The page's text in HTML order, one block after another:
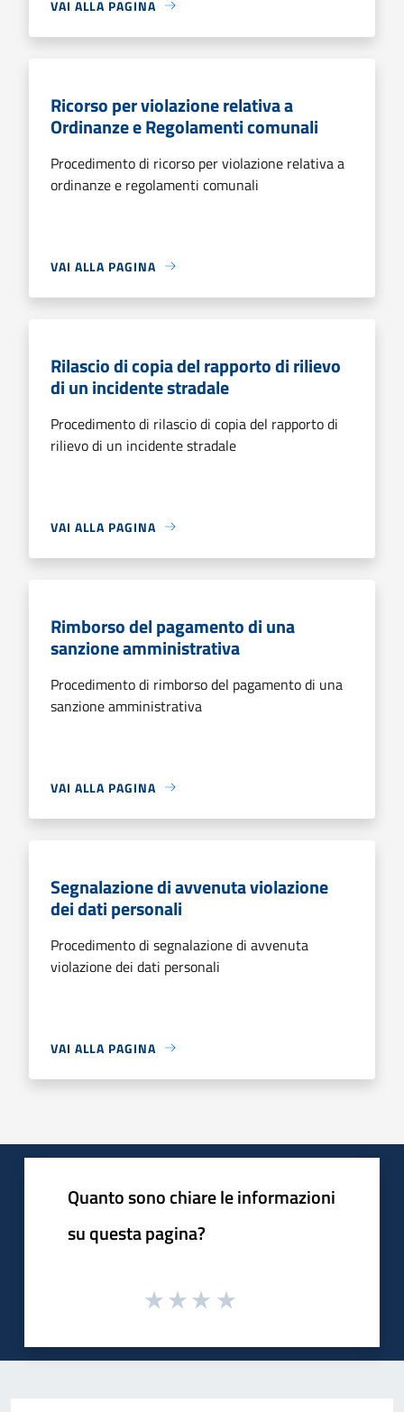
VAI ALLA PAGINA
Ricorso per violazione relativa a
Ordinanze e Regolamenti comunali
Procedimento di ricorso per violazione relativa a
ordinanze e regolamenti comunali
VAI ALLA PAGINA
Rilascio di copia del rapporto di rilievo
di un incidente stradale
Procedimento di rilascio di copia del rapporto di
rilievo di un incidente stradale
VAI ALLA PAGINA
Rimborso del pagamento di una
sanzione amministrativa
Procedimento di rimborso del pagamento di una
sanzione amministrativa
VAI ALLA PAGINA
Segnalazione di avvenuta violazione
dei dati personali
Procedimento di segnalazione di avvenuta
violazione dei dati personali
VAI ALLA PAGINA
Quanto sono chiare le informazioni
su questa pagina?